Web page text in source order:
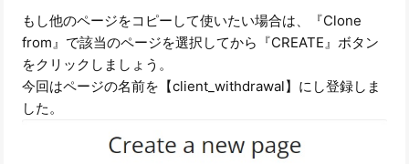
もし他のページをコピーして使いたい場合は、『Clone
from』で該当のページを選択してから『CREATE』ボタン
をクリックしましょう。
今回はページの名前を【client_withdrawal】にし登録しま
した。